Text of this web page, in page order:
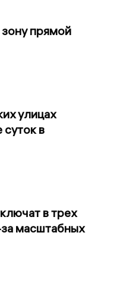
прямой
улицах
суток в
в трех
масштабных